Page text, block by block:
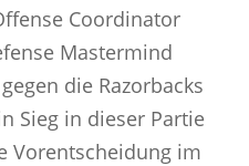
Coordinator
Mastermind
die Razorbacks
Sieg in dieser Partie
Vorentscheidung im